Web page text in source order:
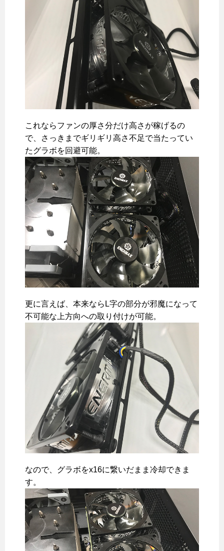
これならファンの厚さ分だけ高さが稼げるの
で、さっきまでギリギリ高さ不足で当たってい
たグラボを回避可能。
更に言えば、本来ならL字の部分が邪魔になって
不可能な上方向への取り付けが可能。
なので、グラボをx16に繋いだまま冷却できま
す。